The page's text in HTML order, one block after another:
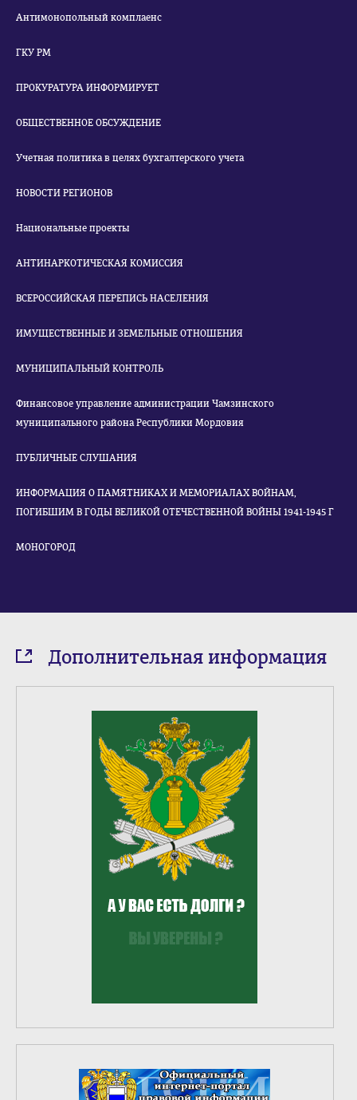
Антимонопольный комплаенс
ГКУ РМ
ПРОКУРАТУРА ИНФОРМИРУЕТ
ОБЩЕСТВЕННОЕ ОБСУЖДЕНИЕ
Учетная политика в целях бухгалтерского учета
НОВОСТИ РЕГИОНОВ
Национальные проекты
АНТИНАРКОТИЧЕСКАЯ КОМИССИЯ
ВСЕРОССИЙСКАЯ ПЕРЕПИСЬ НАСЕЛЕНИЯ
ИМУЩЕСТВЕННЫЕ И ЗЕМЕЛЬНЫЕ ОТНОШЕНИЯ
МУНИЦИПАЛЬНЫЙ КОНТРОЛЬ
Финансовое управление администрации Чамзинского
муниципального района Республики Мордовия
ПУБЛИЧНЫЕ СЛУШАНИЯ
ИНФОРМАЦИЯ О ПАМЯТНИКАХ И МЕМОРИАЛАХ ВОЙНАМ,
ПОГИБШИМ В ГОДЫ ВЕЛИКОЙ ОТЕЧЕСТВЕННОЙ ВОЙНЫ 1941-1945 Г
МОНОГОРОД
Дополнительная информация